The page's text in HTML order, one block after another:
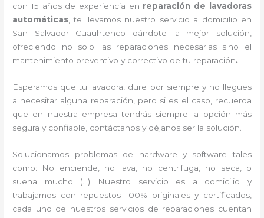
con 15 años de experiencia en reparación de lavadoras
automáticas , te llevamos nuestro servicio a domicilio en
San Salvador Cuauhtenco dándote la mejor solución,
ofreciendo no solo las reparaciones necesarias sino el
mantenimiento preventivo y correctivo de tu reparación.
Esperamos que tu lavadora, dure por siempre y no llegues
a necesitar alguna reparación, pero si es el caso, recuerda
que en nuestra empresa tendrás siempre la opción más
segura y confiable, contáctanos y déjanos ser la solución.
Solucionamos problemas de hardware y software tales
como: No enciende, no lava, no centrifuga, no seca, o
suena mucho (…) Nuestro servicio es a domicilio y
trabajamos con repuestos 100% originales y certificados,
cada uno de nuestros servicios de reparaciones cuentan